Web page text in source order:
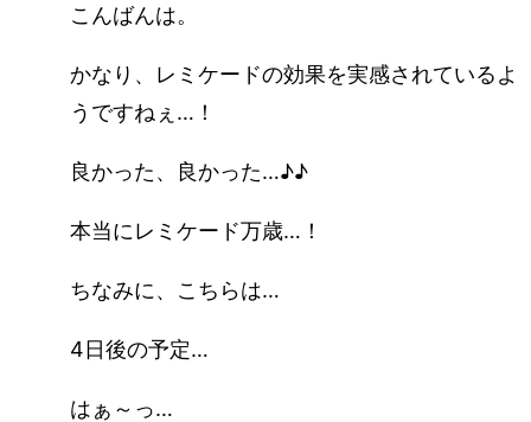
こんばんは。
かなり、レミケードの効果を実感されているよ
うですねぇ…！
良かった、良かった…♪♪
本当にレミケード万歳…！
ちなみに、こちらは…
4日後の予定…
はぁ～っ…